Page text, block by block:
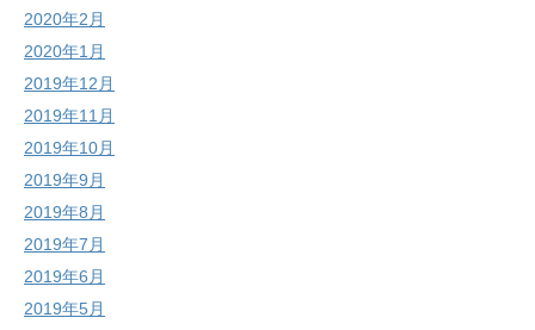
2020年2月
2020年1月
2019年12月
2019年11月
2019年10月
2019年9月
2019年8月
2019年7月
2019年6月
2019年5月